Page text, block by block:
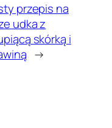
przepis na
udka z
skórką i
→